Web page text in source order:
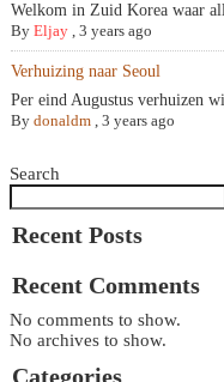
Welkom in Zuid Korea waar
By Eljay , 3 years ago
Verhuizing naar Seoul
Per eind Augustus verhuizen
By donaldm , 3 years ago
Search
Recent Posts
Recent Comments
No comments to show.
No archives to show.
Categories